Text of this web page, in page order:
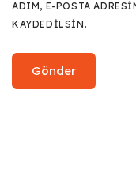
ADIM, E-POSTA
KAYDEDILSIN.